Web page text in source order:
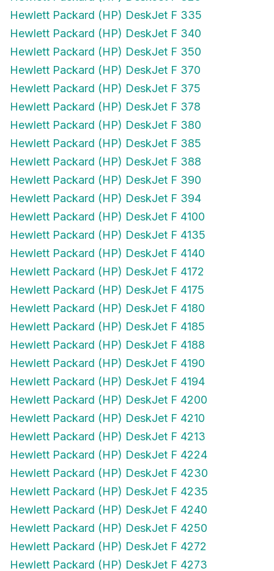
Hewlett Packard (HP) DeskJet F 335
Hewlett Packard (HP) DeskJet F 340
Hewlett Packard (HP) DeskJet F 350
Hewlett Packard (HP) DeskJet F 370
Hewlett Packard (HP) DeskJet F 375
Hewlett Packard (HP) DeskJet F 378
Hewlett Packard (HP) DeskJet F 380
Hewlett Packard (HP) DeskJet F 385
Hewlett Packard (HP) DeskJet F 388
Hewlett Packard (HP) DeskJet F 390
Hewlett Packard (HP) DeskJet F 394
Hewlett Packard (HP) DeskJet F 4100
Hewlett Packard (HP) DeskJet F 4135
Hewlett Packard (HP) DeskJet F 4140
Hewlett Packard (HP) DeskJet F 4172
Hewlett Packard (HP) DeskJet F 4175
Hewlett Packard (HP) DeskJet F 4180
Hewlett Packard (HP) DeskJet F 4185
Hewlett Packard (HP) DeskJet F 4188
Hewlett Packard (HP) DeskJet F 4190
Hewlett Packard (HP) DeskJet F 4194
Hewlett Packard (HP) DeskJet F 4200
Hewlett Packard (HP) DeskJet F 4210
Hewlett Packard (HP) DeskJet F 4213
Hewlett Packard (HP) DeskJet F 4224
Hewlett Packard (HP) DeskJet F 4230
Hewlett Packard (HP) DeskJet F 4235
Hewlett Packard (HP) DeskJet F 4240
Hewlett Packard (HP) DeskJet F 4250
Hewlett Packard (HP) DeskJet F 4272
Hewlett Packard (HP) DeskJet F 4273